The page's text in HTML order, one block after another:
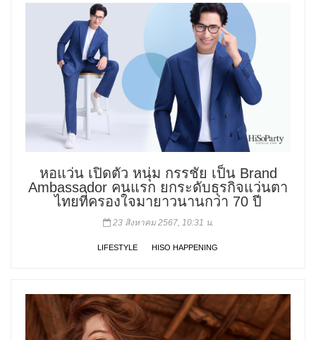
หอแว่น เปิดตัว หนุ่ม กรรชัย เป็น Brand
Ambassador คนแรก ยกระดับธุรกิจแว่นตา
ไทยที่ครองใจมายาวนานกว่า 70 ปี
23 สิงหาคม 2567, 10:31 น.
LIFESTYLE HISO HAPPENING